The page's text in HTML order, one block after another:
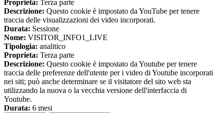
Proprieta: Terza parte
Descrizione: Questo cookie è impostato da YouTube per tenere
traccia delle visualizzazioni dei video incorporati.
Durata: Sessione
Nome: VISITOR_INFO1_LIVE
Tipologia: analitico
Proprieta: Terza parte
Descrizione: Questo cookie è impostato da Youtube per tenere
traccia delle preferenze dell'utente per i video di Youtube incorporati
nei siti; può anche determinare se il visitatore del sito web sta
utilizzando la nuova o la vecchia versione dell'interfaccia di
Youtube.
Durata: 6 mesi